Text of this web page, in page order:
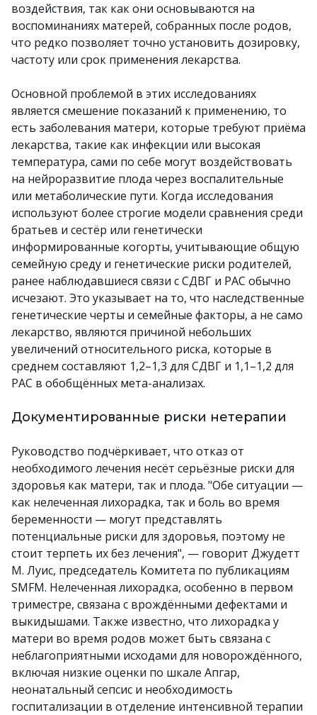
воздействия, так как они основываются на
воспоминаниях матерей, собранных после родов,
что редко позволяет точно установить дозировку,
частоту или срок применения лекарства.
Основной проблемой в этих исследованиях
является смешение показаний к применению, то
есть заболевания матери, которые требуют приёма
лекарства, такие как инфекции или высокая
температура, сами по себе могут воздействовать
на нейроразвитие плода через воспалительные
или метаболические пути. Когда исследования
используют более строгие модели сравнения среди
братьев и сестёр или генетически
информированные когорты, учитывающие общую
семейную среду и генетические риски родителей,
ранее наблюдавшиеся связи с СДВГ и РАС обычно
исчезают. Это указывает на то, что наследственные
генетические черты и семейные факторы, а не само
лекарство, являются причиной небольших
увеличений относительного риска, которые в
среднем составляют 1,2–1,3 для СДВГ и 1,1–1,2 для
РАС в обобщённых мета-анализах.
Документированные риски нетерапии
Руководство подчёркивает, что отказ от
необходимого лечения несёт серьёзные риски для
здоровья как матери, так и плода. "Обе ситуации —
как нелеченная лихорадка, так и боль во время
беременности — могут представлять
потенциальные риски для здоровья, поэтому не
стоит терпеть их без лечения", — говорит Джудетт
М. Луис, председатель Комитета по публикациям
SMFM. Нелеченная лихорадка, особенно в первом
триместре, связана с врождёнными дефектами и
выкидышами. Также известно, что лихорадка у
матери во время родов может быть связана с
неблагоприятными исходами для новорождённого,
включая низкие оценки по шкале Апгар,
неонатальный сепсис и необходимость
госпитализации в отделение интенсивной терапии